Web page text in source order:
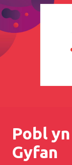
Pobl
Gyfan